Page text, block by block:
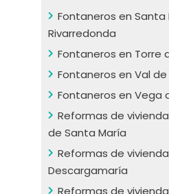
Fontaneros en Santa
Rivarredonda
Fontaneros en Torre
Fontaneros en Val
Fontaneros en Vega
Reformas de
de Santa María
Reformas de
Descargamaría
Reformas de